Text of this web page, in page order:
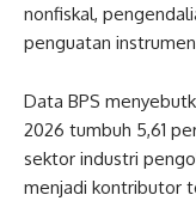
nonfiskal,
penguatan
Data BPS
2026 tumbuh 5,61
sektor industri
menjadi kontributor